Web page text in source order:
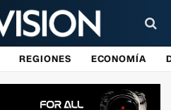
REGIONES ECONOMÍA